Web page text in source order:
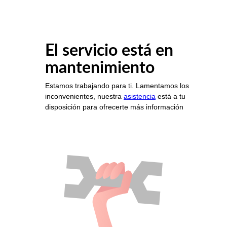
El servicio está en
mantenimiento
Estamos trabajando para ti. Lamentamos los
inconvenientes, nuestra asistencia está a tu
disposición para ofrecerte más información